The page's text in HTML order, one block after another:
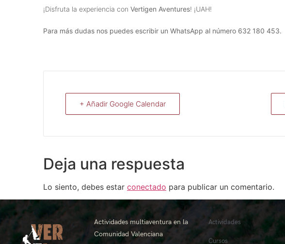
¡Disfruta la experiencia con Vertigen Aventures! ¡UAH!
Para más dudas nos puedes escribir un WhatsApp al número 632 180 453.
+ Añadir Google Calendar
Deja una respuesta
Lo siento, debes estar conectado para publicar un comentario.
Actividades multiaventura en la
Comunidad Valenciana
Actividades
Cursos